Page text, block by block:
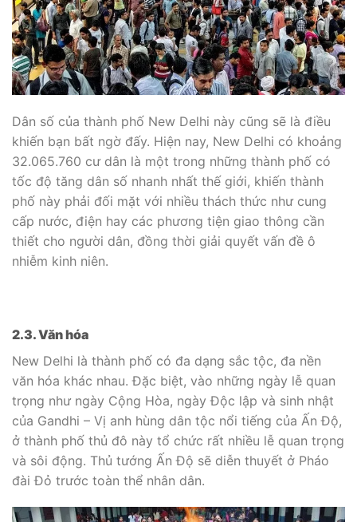
Dân số của thành phố New Delhi này cũng sẽ là điều
khiến bạn bất ngờ đấy. Hiện nay, New Delhi có khoảng
32.065.760 cư dân là một trong những thành phố có
tốc độ tăng dân số nhanh nhất thế giới, khiến thành
phố này phải đối mặt với nhiều thách thức như cung
cấp nước, điện hay các phương tiện giao thông cần
thiết cho người dân, đồng thời giải quyết vấn đề ô
nhiễm kinh niên.
2.3. Văn hóa
New Delhi là thành phố có đa dạng sắc tộc, đa nền
văn hóa khác nhau. Đặc biệt, vào những ngày lễ quan
trọng như ngày Cộng Hòa, ngày Độc lập và sinh nhật
của Gandhi – Vị anh hùng dân tộc nổi tiếng của Ấn Độ,
ở thành phố thủ đô này tổ chức rất nhiều lễ quan trọng
và sôi động. Thủ tướng Ấn Độ sẽ diễn thuyết ở Pháo
đài Đỏ trước toàn thể nhân dân.